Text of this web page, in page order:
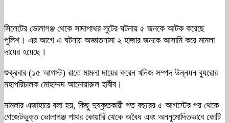
সিলেটের ভোলাগঞ্জ থেকে সাদাপাথর লুটের ঘটনায় ৫ জনকে আটক করেছে
পুলিশ। এর আগে এ ঘটনায় অজ্ঞাতনামা ২ হাজার জনকে আসামি করে মামলা
দায়ের হয়েছে।
শুক্রবার (১৫ আগস্ট) রাতে মামলা দায়ের করেন খনিজ সম্পদ উন্নয়ন ব্যুরোর
মহাপরিচালক মোহাম্মদ আনোয়ারুল হাবীব।
মামলার এজাহারে বলা হয়, কিছু দুষ্কৃতকারী গত বছরের ৫ আগস্টের পর থেকে
গেজেটভুক্ত ভোলাগঞ্জ পাথর কোয়ারি থেকে অবৈধ এবং অননুমোদিতভাবে কোটি